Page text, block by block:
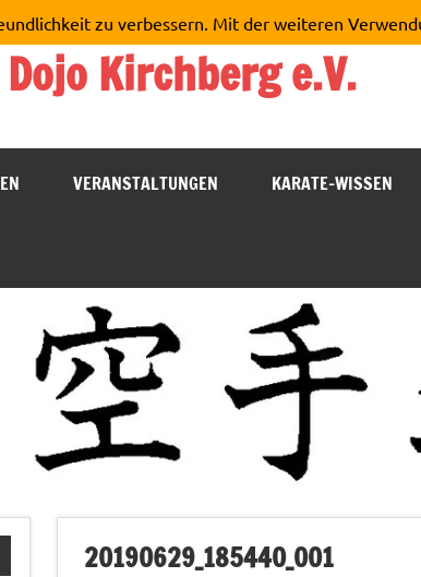
Kirchberg e.V.
VERANSTALTUNGEN KARATE-WISSEN
20190629_185440_001
zu verbessern. Mit der weiteren